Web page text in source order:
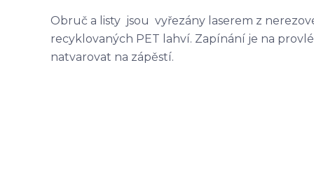
Obruč a listy jsou vyřezány laserem z
recyklovaných PET lahví. Zapínání je na
natvarovat na zápěstí.